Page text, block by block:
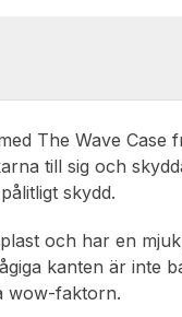
The Wave Case
till sig och
skydd.
och har en
kanten är inte
wow-faktorn.